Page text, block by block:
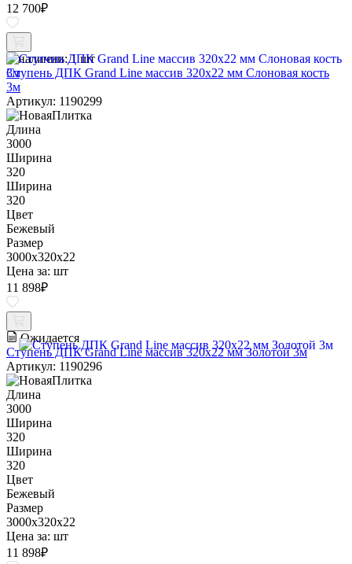
12 700₽
В наличии: 1 шт
Ступень ДПК Grand Line массив 320х22 мм Слоновая кость
3м
Артикул: 1190299
Длина
3000
Ширина
320
Ширина
320
Цвет
Бежевый
Размер
3000x320x22
Цена за: шт
11 898₽
Ожидается
Ступень ДПК Grand Line массив 320х22 мм Золотой 3м
Артикул: 1190296
Длина
3000
Ширина
320
Ширина
320
Цвет
Бежевый
Размер
3000x320x22
Цена за: шт
11 898₽